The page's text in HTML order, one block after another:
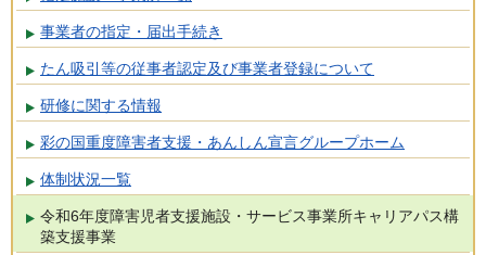
事業者の指定・届出手続き
たん吸引等の従事者認定及び事業者登録について
研修に関する情報
彩の国重度障害者支援・あんしん宣言グループホーム
体制状況一覧
令和6年度障害児者支援施設・サービス事業所キャリアパス構
築支援事業